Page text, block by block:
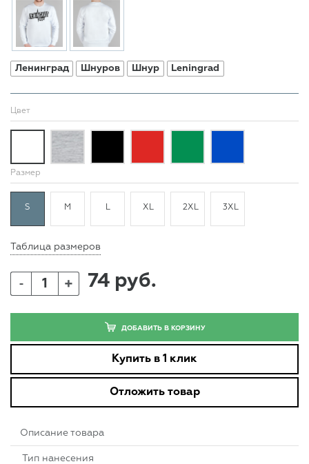
Ленинград Шнуров Шнур Leningrad
Цвет
Размер
S M L XL 2XL 3XL
Таблица размеров
- + 74 руб.
ДОБАВИТЬ В КОРЗИНУ
Купить в 1 клик
Отложить товар
Описание товара
Тип нанесения